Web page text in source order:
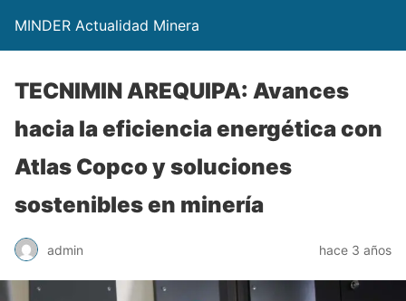
MINDER Actualidad Minera
TECNIMIN AREQUIPA: Avances
hacia la eficiencia energética con
Atlas Copco y soluciones
sostenibles en minería
admin hace 3 años